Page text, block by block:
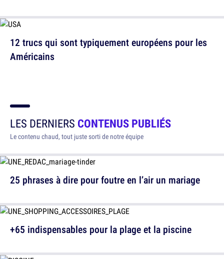
12 trucs qui sont typiquement européens pour les
Américains
LES DERNIERS CONTENUS PUBLIÉS
Le contenu chaud, tout juste sorti de notre équipe
25 phrases à dire pour foutre en l’air un mariage
+65 indispensables pour la plage et la piscine